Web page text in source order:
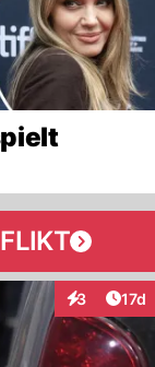
3 17d